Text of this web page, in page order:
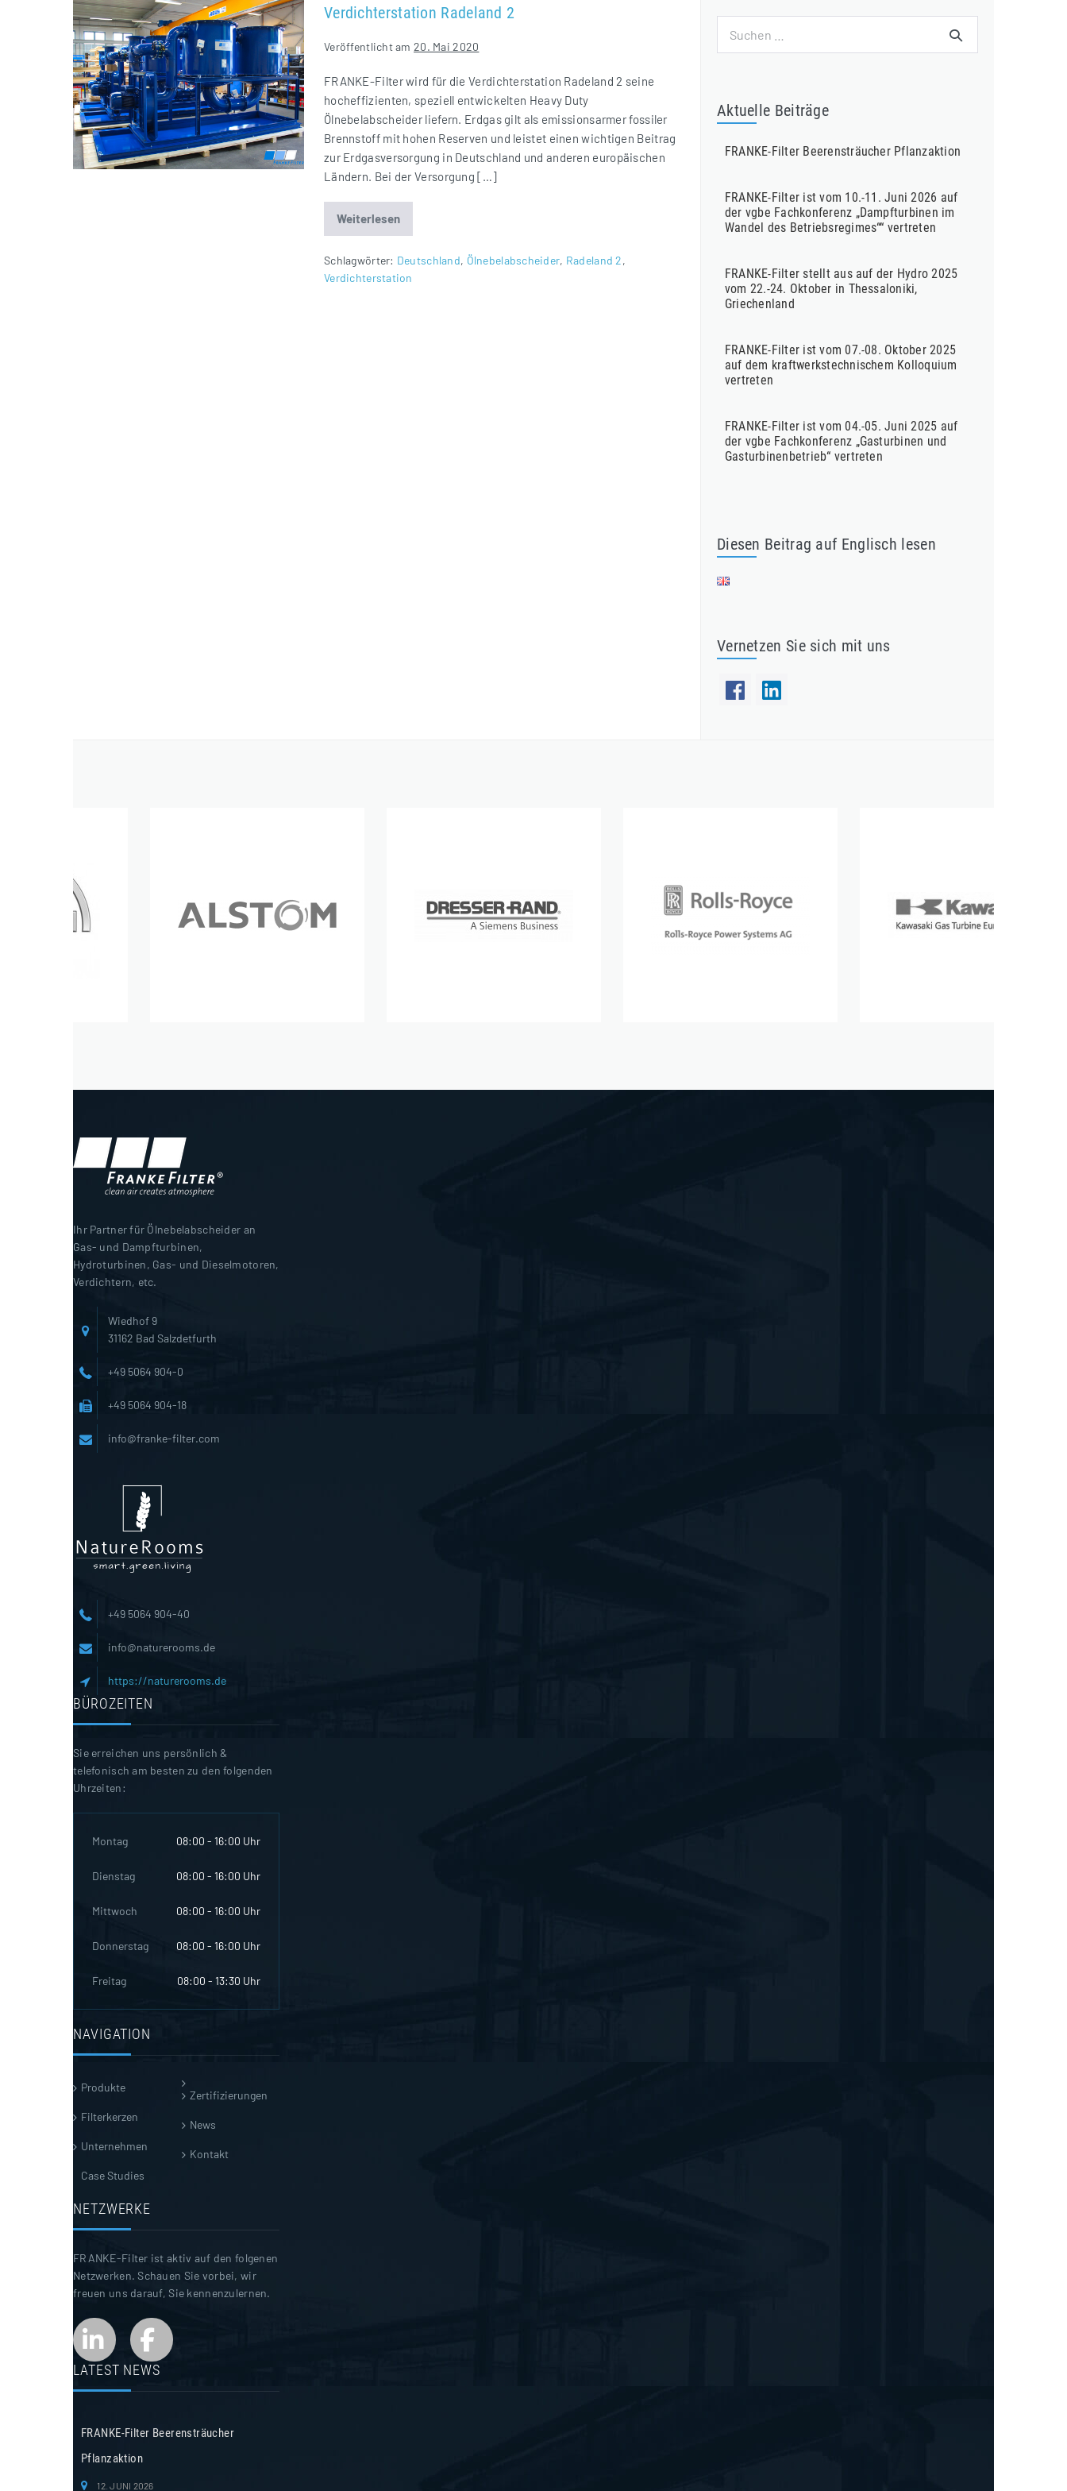
Ölnebelabscheider
für
Verdichterstation
Radeland
2
Verdichterstation Radeland 2
Veröffentlicht am 20. Mai 2020
FRANKE-Filter wird für die Verdichterstation Radeland 2 seine
hocheffizienten, speziell entwickelten Heavy Duty
Ölnebelabscheider liefern. Erdgas gilt als emissionsarmer fossiler
Brennstoff mit hohen Reserven und leistet einen wichtigen Beitrag
zur Erdgasversorgung in Deutschland und anderen europäischen
Ländern. Bei der Versorgung […]
WeiterlesenHocheffiziente
Ölnebelabscheider
Verdichterstation
Radeland
2
Schlagwörter: Deutschland, Ölnebelabscheider, Radeland 2,
Verdichterstation
nach:
Aktuelle Beiträge
FRANKE-Filter Beerensträucher Pflanzaktion
FRANKE-Filter ist vom 10.-11. Juni 2026 auf
der vgbe Fachkonferenz „Dampfturbinen im
Wandel des Betriebsregimes““ vertreten
FRANKE-Filter stellt aus auf der Hydro 2025
vom 22.-24. Oktober in Thessaloniki,
Griechenland
FRANKE-Filter ist vom 07.-08. Oktober 2025
auf dem kraftwerkstechnischem Kolloquium
vertreten
FRANKE-Filter ist vom 04.-05. Juni 2025 auf
der vgbe Fachkonferenz „Gasturbinen und
Gasturbinenbetrieb“ vertreten
Diesen Beitrag auf Englisch lesen
Vernetzen Sie sich mit uns
Ihr Partner für Ölnebelabscheider an
Gas- und Dampfturbinen,
Hydroturbinen, Gas- und Dieselmotoren,
Verdichtern, etc.
Wiedhof 9
31162 Bad Salzdetfurth
+49 5064 904-0
+49 5064 904-18
info@franke-filter.com
+49 5064 904-40
info@naturerooms.de
https://naturerooms.de
BÜROZEITEN
Sie erreichen uns persönlich &
telefonisch am besten zu den folgenden
Uhrzeiten:
Montag 08:00 - 16:00 Uhr
Dienstag 08:00 - 16:00 Uhr
Mittwoch 08:00 - 16:00 Uhr
Donnerstag 08:00 - 16:00 Uhr
Freitag 08:00 - 13:30 Uhr
NAVIGATION
Produkte
Filterkerzen
Unternehmen
Case Studies
Zertifizierungen
News
Kontakt
NETZWERKE
FRANKE-Filter ist aktiv auf den folgenen
Netzwerken. Schauen Sie vorbei, wir
freuen uns darauf, Sie kennenzulernen.
LATEST NEWS
FRANKE-Filter Beerensträucher
Pflanzaktion
12. JUNI 2026